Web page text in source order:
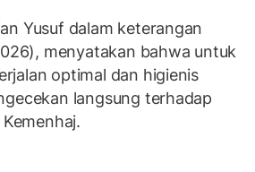
Yusuf dalam keterangan
menyatakan bahwa untuk
optimal dan higienis
langsung terhadap